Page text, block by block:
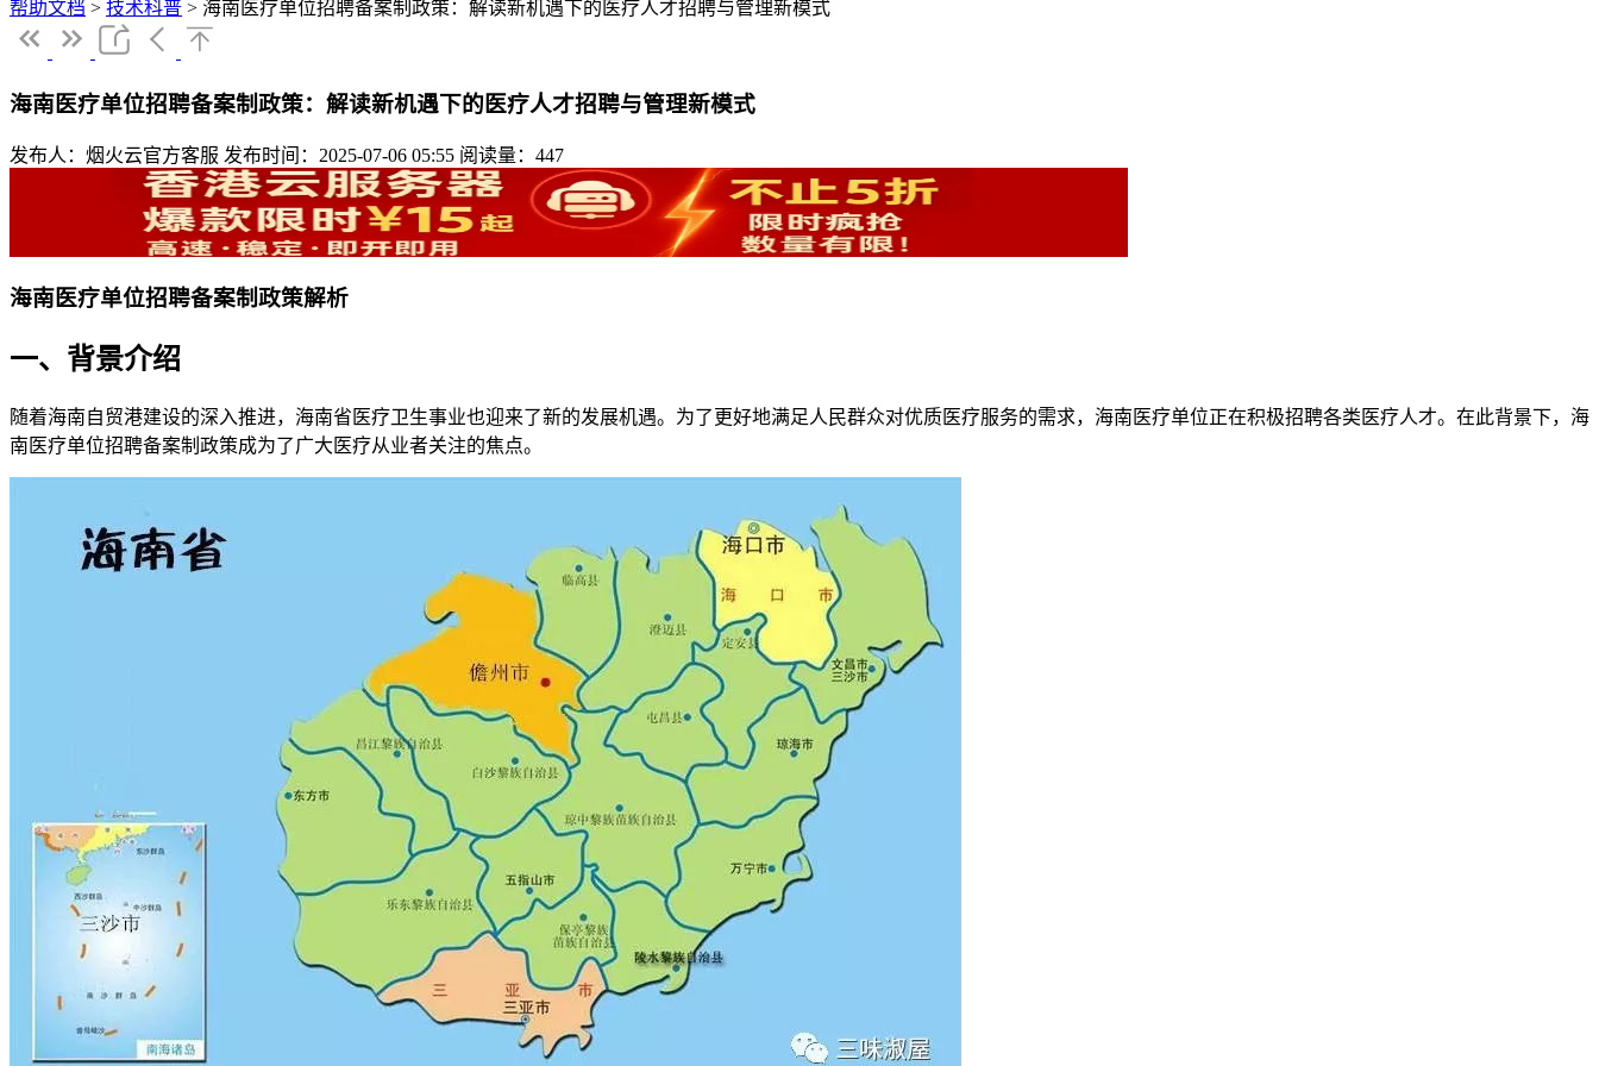
帮助文档 > 技术科普 > 海南医疗单位招聘备案制政策：解读新机遇下的医疗人才招聘与管理新模式
海南医疗单位招聘备案制政策：解读新机遇下的医疗人才招聘与管理新模式
发布人：烟火云官方客服 发布时间：2025-07-06 05:55 阅读量：447
海南医疗单位招聘备案制政策解析
一、背景介绍
随着海南自贸港建设的深入推进，海南省医疗卫生事业也迎来了新的发展机遇。为了更好地满足人民群众对优质医疗服务的需求，海南医疗单位正在积极招聘各类医疗人才。在此背景下，海
南医疗单位招聘备案制政策成为了广大医疗从业者关注的焦点。